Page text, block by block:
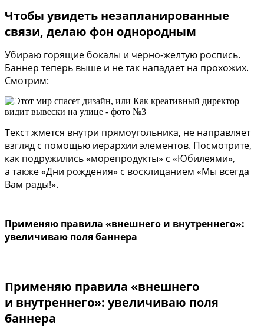
Чтобы увидеть незапланированные
связи, делаю фон однородным
Убираю горящие бокалы и черно-желтую роспись.
Баннер теперь выше и не так нападает на прохожих.
Смотрим:
Текст жмется внутри прямоугольника, не направляет
взгляд с помощью иерархии элементов. Посмотрите,
как подружились «морепродукты» с «Юбилеями»,
а также «Дни рождения» с восклицанием «Мы всегда
Вам рады!».
Применяю правила «внешнего и внутреннего»:
увеличиваю поля баннера
Применяю правила «внешнего
и внутреннего»: увеличиваю поля
баннера